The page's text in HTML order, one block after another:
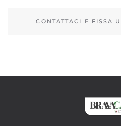
CONTATTACI E FISSA